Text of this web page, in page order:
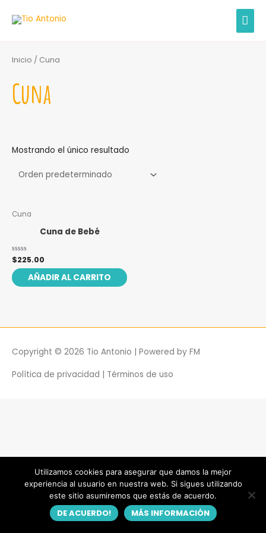
Inicio / Cuna
Cuna
Mostrando el único resultado
Cuna
Cuna de Bebé
Valorado
con
0
de
5
$225.00
AÑADIR AL CARRITO
Copyright © 2026 Tio Antonio | Powered by FM
Política de privacidad Términos de uso
Utilizamos cookies para asegurar que damos la mejor
experiencia al usuario en nuestra web. Si sigues utilizando
este sitio asumiremos que estás de acuerdo.
DE ACUERDO! MÁS INFORMACIÓN